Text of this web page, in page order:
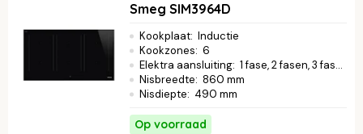
Smeg SIM3964D
Kookplaat: Inductie
Kookzones: 6
Elektra aansluiting: 1 fase, 2 fasen, 3 fasen
Nisbreedte: 860 mm
Nisdiepte: 490 mm
Op voorraad